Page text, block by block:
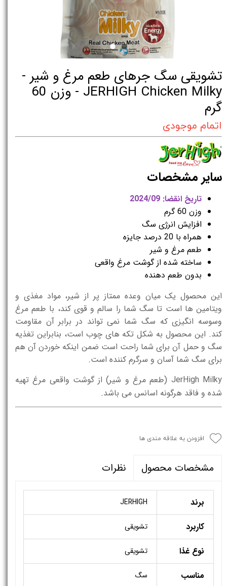
تشویقی سگ جرهای طعم مرغ و شیر -
JERHIGH Chicken Milky - وزن 60
گرم
اتمام موجودی
سایر مشخصات
تاریخ انقضا: 2024/09
وزن 60 گرم
افزایش انرژی سگ
همراه با 20 درصد جایزه
طعم مرغ و شیر
ساخته شده از گوشت مرغ واقعی
بدون طعم دهنده
این محصول یک میان وعده ممتاز پر از شیر، مواد مغذی و
ویتامین ها است تا سگ شما را سالم و قوی کند، با طعم مرغ
وسوسه انگیزی که سگ شما نمی تواند در برابر آن مقاومت
کند. این محصول به شکل تکه های چوب است، بنابراین تغذیه
سگ و حمل آن برای شما راحت است ضمن اینکه خوردن آن هم
برای سگ شما آسان و سرگرم کننده است.
JerHigh Milky (طعم مرغ و شیر) از گوشت واقعی مرغ تهیه
شده و فاقد هرگونه اسانس می باشد.
افزودن به علاقه مندی ها
مشخصات محصول نظرات
برند JERHIGH
کاربرد تشویقی
نوع غذا تشویقی
مناسب سگ